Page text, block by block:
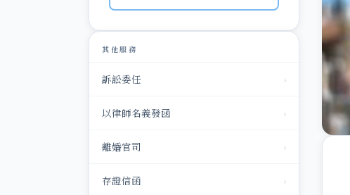
其他服務
訴訟委任 ›
以律師名義發函 ›
離婚官司 ›
存證信函 ›